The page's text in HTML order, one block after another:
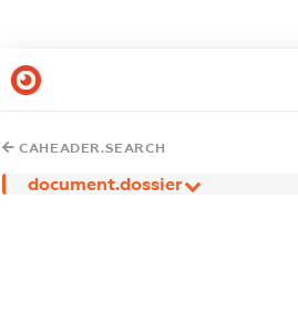
CAHEADER.SEARCH
document.dossier